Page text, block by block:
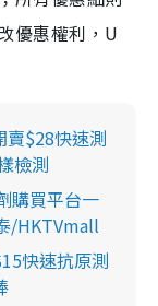
優惠權利，U
賣$28快速測
檢測
購買平台一
/HKTVmall
快速抗原測